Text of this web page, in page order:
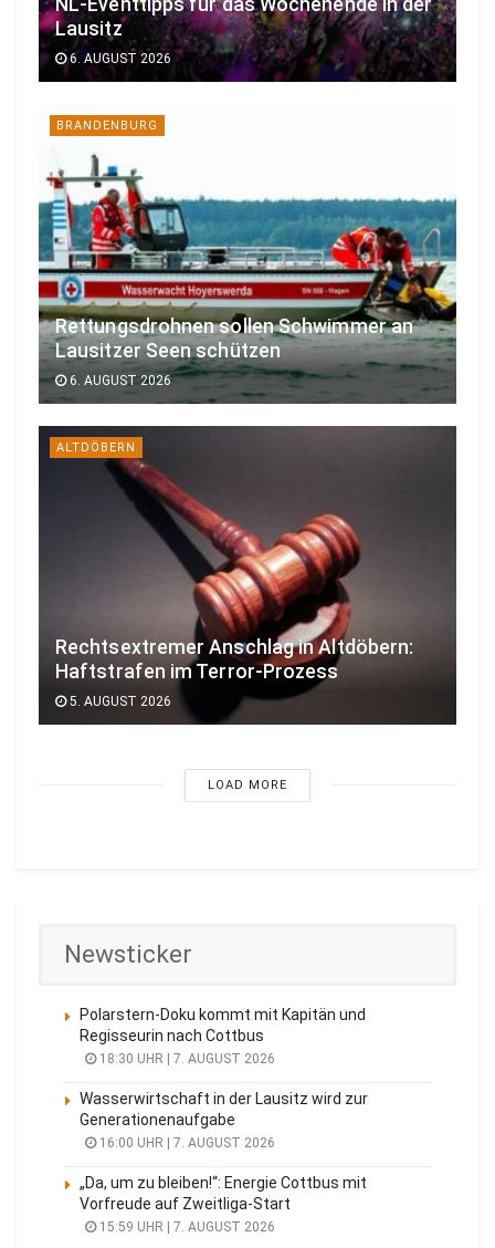
NL-Eventtipps für das Wochenende in der
Lausitz
6. AUGUST 2026
BRANDENBURG
Rettungsdrohnen sollen Schwimmer an
Lausitzer Seen schützen
6. AUGUST 2026
ALTDÖBERN
Rechtsextremer Anschlag in Altdöbern:
Haftstrafen im Terror-Prozess
5. AUGUST 2026
LOAD MORE
Newsticker
Polarstern-Doku kommt mit Kapitän und
Regisseurin nach Cottbus
18:30 UHR | 7. AUGUST 2026
Wasserwirtschaft in der Lausitz wird zur
Generationenaufgabe
16:00 UHR | 7. AUGUST 2026
„Da, um zu bleiben!“: Energie Cottbus mit
Vorfreude auf Zweitliga-Start
15:59 UHR | 7. AUGUST 2026